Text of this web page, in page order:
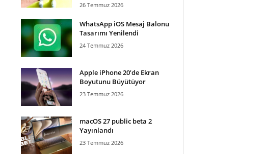
26 Temmuz 2026
WhatsApp iOS Mesaj Balonu
Tasarımı Yenilendi
24 Temmuz 2026
Apple iPhone 20’de Ekran
Boyutunu Büyütüyor
23 Temmuz 2026
macOS 27 public beta 2
Yayınlandı
23 Temmuz 2026